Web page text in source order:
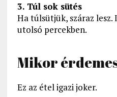
3. Túl sok sütés
Ha túlsütjük, száraz lesz.
utolsó percekben.
Mikor
Ez az étel igazi joker.